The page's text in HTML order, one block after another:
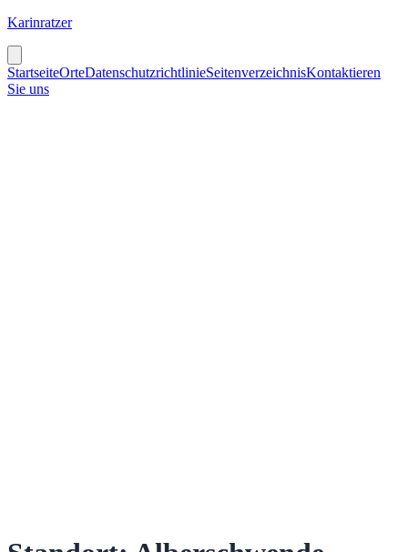
Karinratzer
StartseiteOrteDatenschutzrichtlinieSeitenverzeichnisKontaktieren
Sie uns